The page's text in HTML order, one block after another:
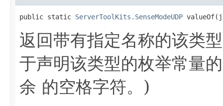
public static ServerToolKits.SenseModeUDP
返回带有指定名称的该类
于声明该类型的枚举常量
余 的空格字符。)